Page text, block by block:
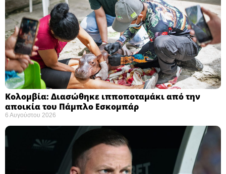
Κολομβία: Διασώθηκε ιπποποταμάκι από την
αποικία του Πάμπλο Εσκομπάρ ​
6 Αυγούστου 2026